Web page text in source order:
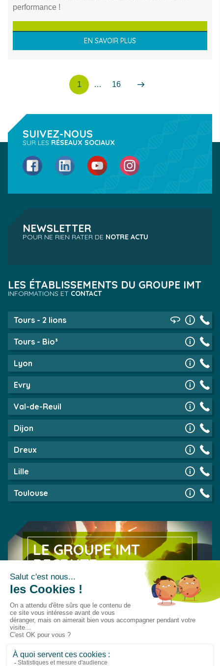
performance !
EN SAVOIR PLUS
Page
1 … 16
SUIVEZ-NOUS
SUR LES RÉSEAUX SOCIAUX
FacebookLinkedIn YouTube Instagram
NEWSLETTER
POUR NE RIEN RATER DE NOTRE ACTU
LES ÉTABLISSEMENTS DU GROUPE IMT
INFORMATIONS ET CONTACT
Tours - 2 lions
Tours - Bio³
Lyon
Evry
Val-de-Reuil
Dijon
Dreux
Lille
Toulouse
LE GROUPE IMT
RECRUTE
Découvrez nos offres d’emploi